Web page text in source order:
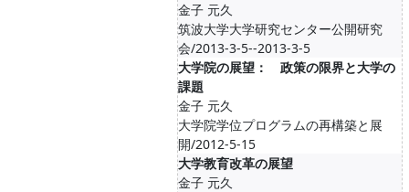
金子 元久
筑波大学大学研究センター公開研究
会/2013-3-5--2013-3-5
大学院の展望： 政策の限界と大学の
課題
金子 元久
大学院学位プログラムの再構築と展
開/2012-5-15
大学教育改革の展望
金子 元久